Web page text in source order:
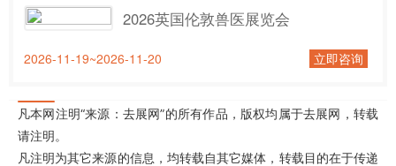
2026英国伦敦兽医展览会
2026-11-19~2026-11-20 立即咨询
凡本网注明“来源：去展网”的所有作品，版权均属于去展网，转载
请注明。
凡注明为其它来源的信息，均转载自其它媒体，转载目的在于传递